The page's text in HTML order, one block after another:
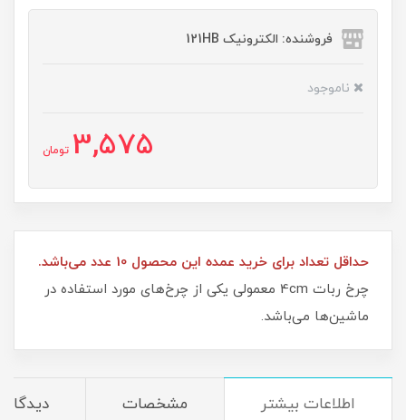
فروشنده: الکترونیک 121HB
ناموجود
3,575 تومان
حداقل تعداد برای خرید عمده این محصول 10 عدد می‌باشد.
چرخ ربات 4cm معمولی یکی از چرخ‌های مورد استفاده در
ماشین‌ها می‌باشد.
اطلاعات بیشتر مشخصات